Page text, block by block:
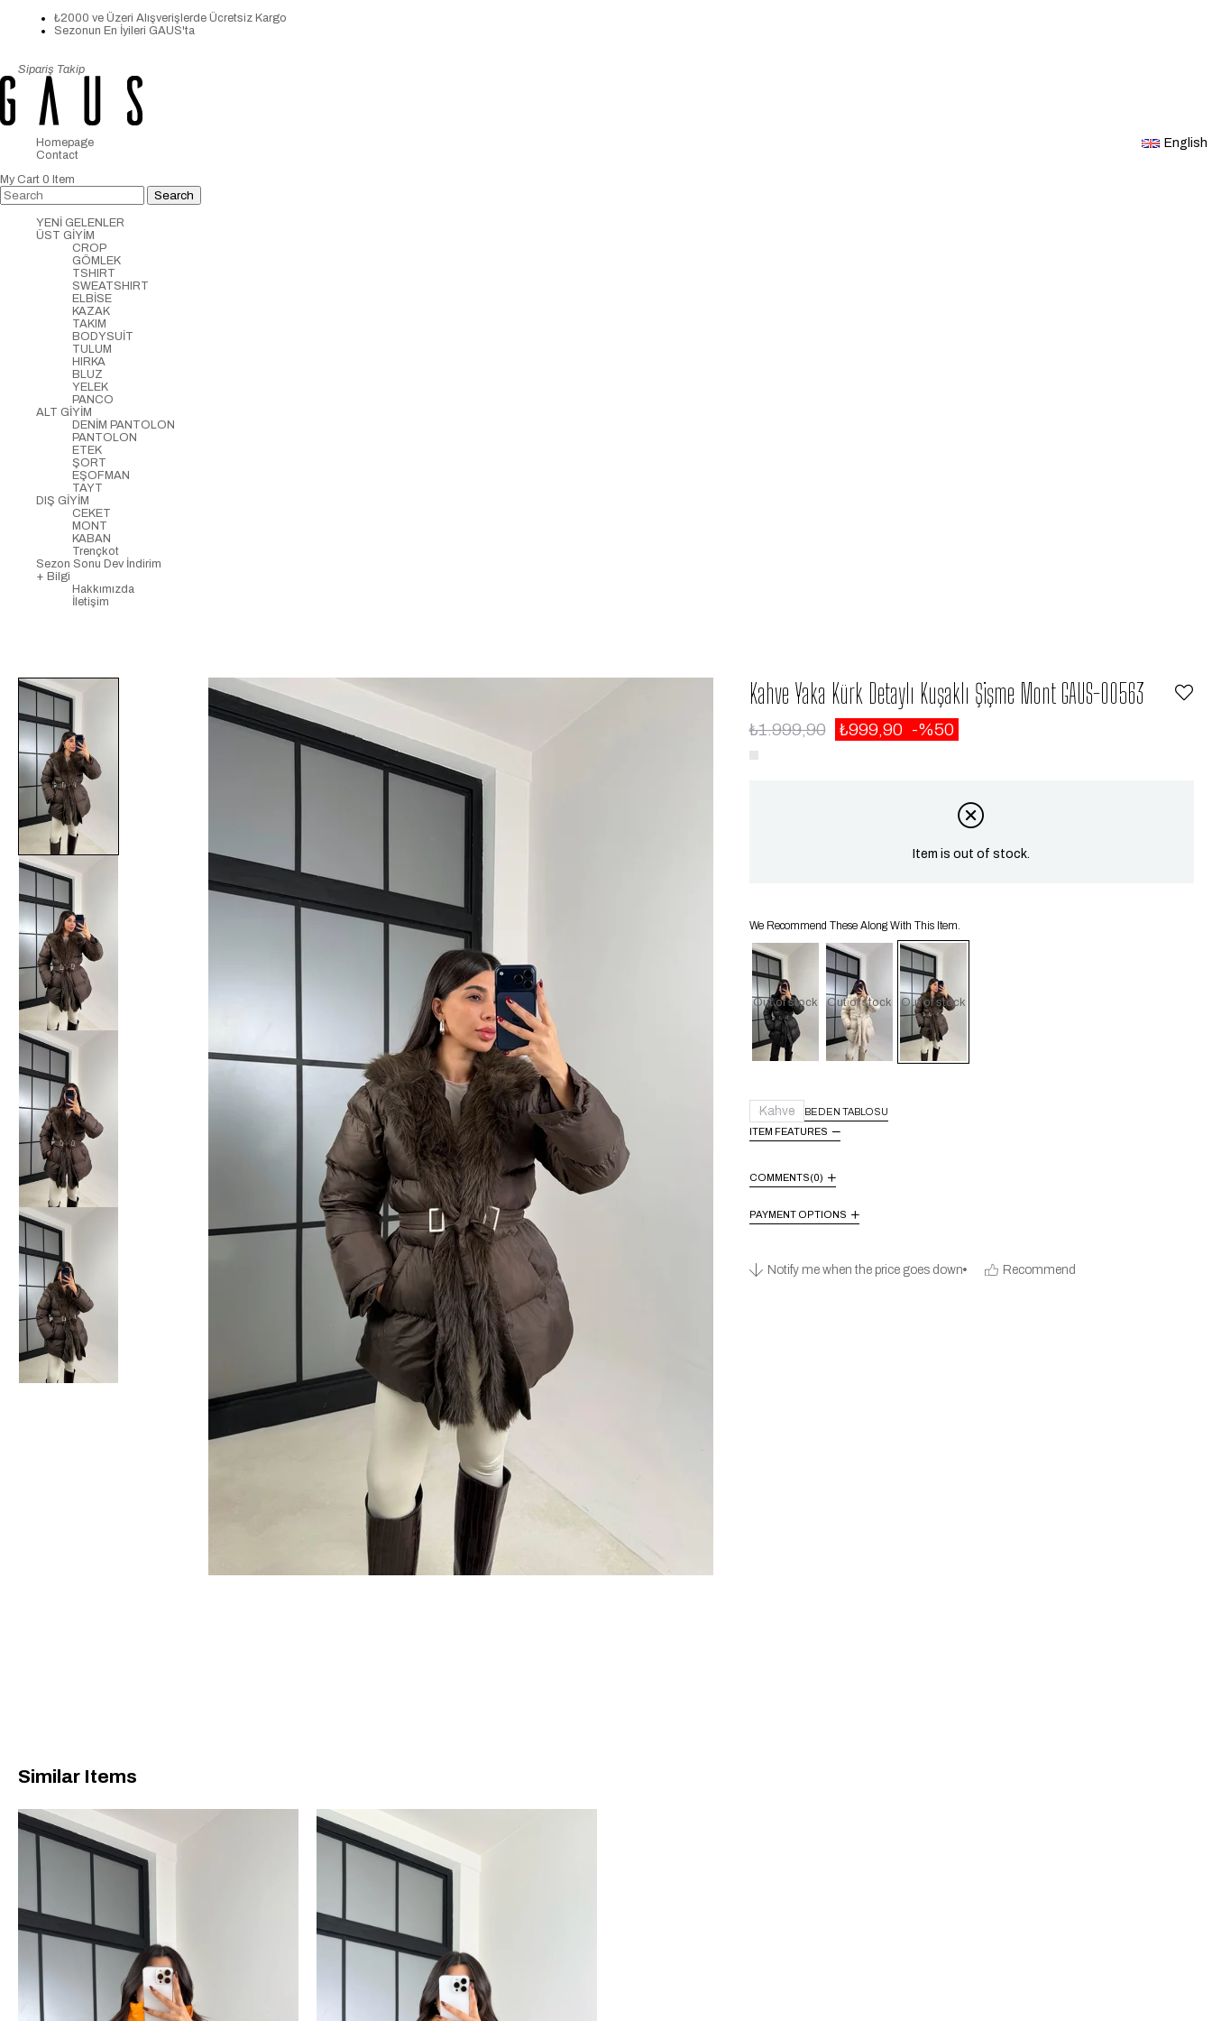
₺2000 ve Üzeri Alışverişlerde Ücretsiz Kargo
Sezonun En İyileri GAUS'ta
Sipariş Takip
English
Homepage
Contact
My Cart 0 Item
YENİ GELENLER
ÜST GİYİM
CROP
GÖMLEK
TSHIRT
SWEATSHIRT
ELBİSE
KAZAK
TAKIM
BODYSUİT
TULUM
HIRKA
BLUZ
YELEK
PANCO
ALT GİYİM
DENİM PANTOLON
PANTOLON
ETEK
ŞORT
EŞOFMAN
TAYT
DIŞ GİYİM
CEKET
MONT
KABAN
Trençkot
Sezon Sonu Dev İndirim
+ Bilgi
Hakkımızda
İletişim
Kahve Yaka Kürk Detaylı Kuşaklı Şişme Mont GAUS-00563
₺1.999,90 ₺999,90 50
Item is out of stock.
We Recommend These Along With This Item.
Out of stock Out of stock Out of stock
Kahve
BEDEN TABLOSU
ITEM FEATURES
COMMENTS(0)
PAYMENT OPTIONS
Notify me when the price goes down Recommend
Similar Items